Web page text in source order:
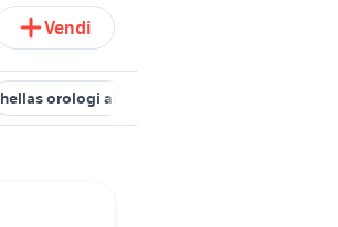
Vendi
hellas orologi abbigliamento